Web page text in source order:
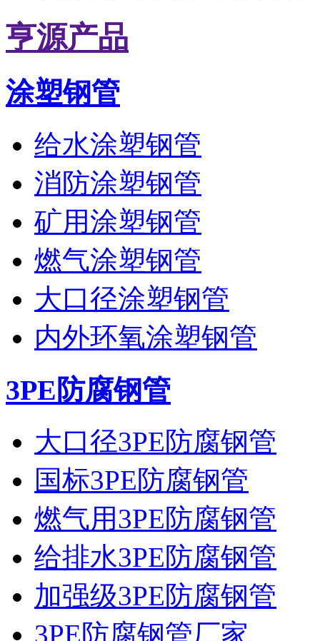
亨源产品
涂塑钢管
给水涂塑钢管
消防涂塑钢管
矿用涂塑钢管
燃气涂塑钢管
大口径涂塑钢管
内外环氧涂塑钢管
3PE防腐钢管
大口径3PE防腐钢管
国标3PE防腐钢管
燃气用3PE防腐钢管
给排水3PE防腐钢管
加强级3PE防腐钢管
3PE防腐钢管厂家